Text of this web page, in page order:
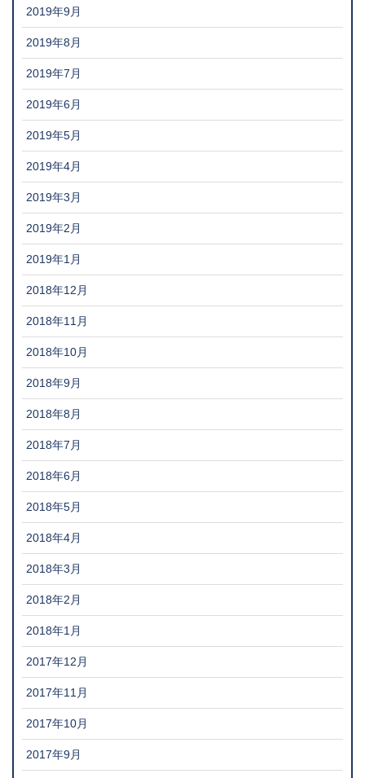
2019年9月
2019年8月
2019年7月
2019年6月
2019年5月
2019年4月
2019年3月
2019年2月
2019年1月
2018年12月
2018年11月
2018年10月
2018年9月
2018年8月
2018年7月
2018年6月
2018年5月
2018年4月
2018年3月
2018年2月
2018年1月
2017年12月
2017年11月
2017年10月
2017年9月